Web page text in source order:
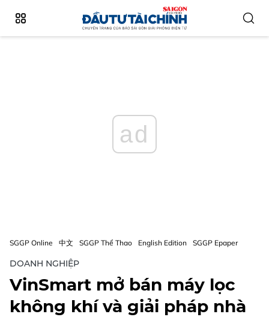
ad
SGGP Online 中文 SGGP Thể Thao English Edition SGGP Epaper
DOANH NGHIỆP
VinSmart mở bán máy lọc
không khí và giải pháp nhà